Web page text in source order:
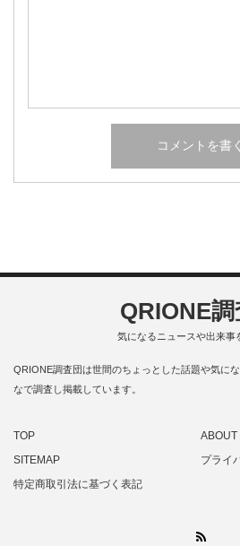
QRIONE調
気になるニュースや出来事
QRIONE調査団は世間のちょっとした話題や気に
なで調査し掲載しています。
TOP
ABOUT
SITEMAP
プライ
特定商取引法に基づく表記